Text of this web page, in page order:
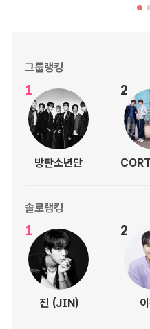
그룹랭킹
1
방탄소년단
2
솔로랭킹
1
진 (JIN)
2